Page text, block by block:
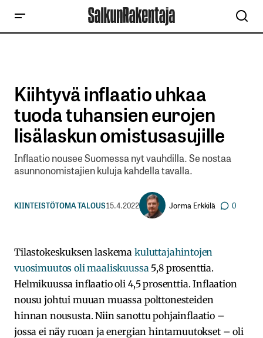
Kiihtyvä inflaatio uhkaa
tuoda tuhansien eurojen
lisälaskun omistusasujille
Inflaatio nousee Suomessa nyt vauhdilla. Se nostaa
asunnonomistajien kuluja kahdella tavalla.
KIINTEISTÖTOMA TALOUS15.4.2022 Jorma Erkkilä 0
Tilastokeskuksen laskema kuluttajahintojen
vuosimuutos oli maaliskuussa 5,8 prosenttia.
Helmikuussa inflaatio oli 4,5 prosenttia. Inflaation
nousu johtui muuan muassa polttonesteiden
hinnan noususta. Niin sanottu pohjainflaatio –
jossa ei näy ruoan ja energian hintamuutokset – oli